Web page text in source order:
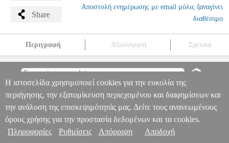
Share
Αποστολή ενημέρωσης με email μόλις ξαναγίνει
διαθέσιμο
Περιγραφή Αξιολόγηση Σχετικά
HAL LEONARD ΜΟΥΣΙΚΑ ΒΙΒΛΙΑ ΠΛΗΚΤΡΩΝ
LEONARD STUDENT PIANO LIBRARY - PIANO LESSONS
BOOK 2
0
Πληροφορίες & Υπηρεσίες >
Η ιστοσελίδα χρησιμοποιεί cookies για την ευκολία της
περιήγησης, την εξατομίκευση περιεχομένου και διαφημίσεων και
την ανάλυση της επισκεψιμότητάς μας. Δείτε τους ανανεωμένους
όρους χρήσης για την προστασία δεδομένων και τα cookies.
Πληροφορίες
Ρυθμίσεις Απόρριψη Αποδοχή